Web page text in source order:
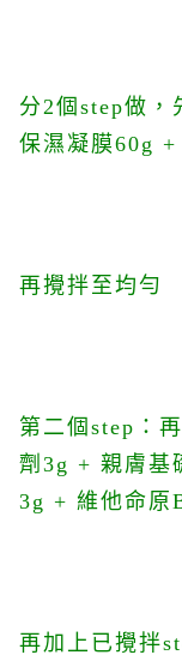
分2個step做，
保濕凝膜60g
再攪拌至均勻
第二個step：
劑3g + 親膚基
3g + 維他命原
再加上已攪拌